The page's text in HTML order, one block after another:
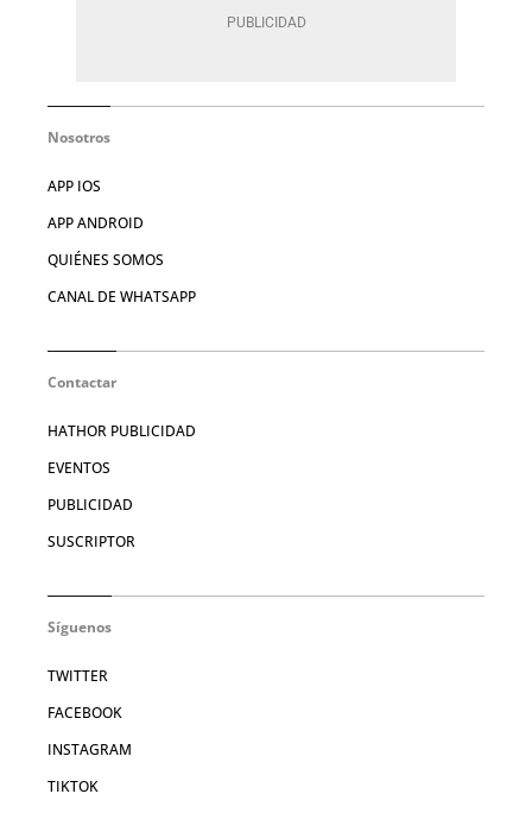
Nosotros
APP IOS
APP ANDROID
QUIÉNES SOMOS
CANAL DE WHATSAPP
Contactar
HATHOR PUBLICIDAD
EVENTOS
PUBLICIDAD
SUSCRIPTOR
Síguenos
TWITTER
FACEBOOK
INSTAGRAM
TIKTOK